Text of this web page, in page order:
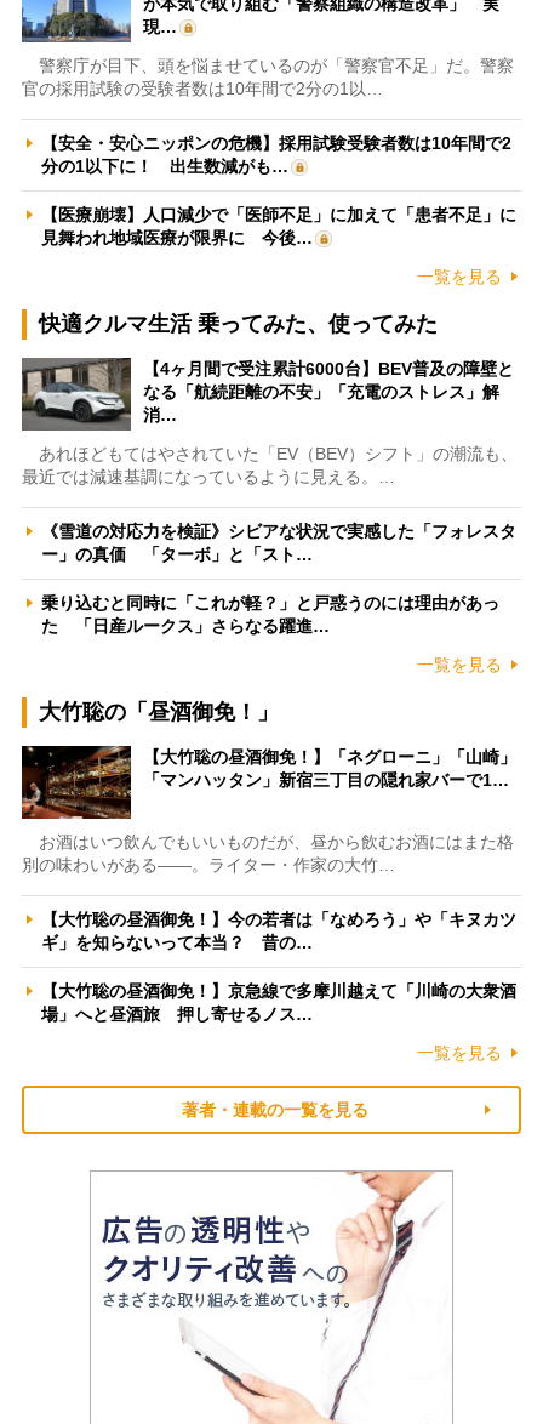
現…
警察庁が目下、頭を悩ませているのが「警察官不足」だ。警察
官の採用試験の受験者数は10年間で2分の1以…
【安全・安心ニッポンの危機】採用試験受験者数は10年間で2
分の1以下に！ 出生数減がも…
【医療崩壊】人口減少で「医師不足」に加えて「患者不足」に
見舞われ地域医療が限界に 今後…
一覧を見る
快適クルマ生活 乗ってみた、使ってみた
【4ヶ月間で受注累計6000台】BEV普及の障壁と
なる「航続距離の不安」「充電のストレス」解
消…
あれほどもてはやされていた「EV（BEV）シフト」の潮流も、
最近では減速基調になっているように見える。…
《雪道の対応力を検証》シビアな状況で実感した「フォレスタ
ー」の真価 「ターボ」と「スト…
乗り込むと同時に「これが軽？」と戸惑うのには理由があっ
た 「日産ルークス」さらなる躍進…
一覧を見る
大竹聡の「昼酒御免！」
【大竹聡の昼酒御免！】「ネグローニ」「山崎」
「マンハッタン」新宿三丁目の隠れ家バーで1…
お酒はいつ飲んでもいいものだが、昼から飲むお酒にはまた格
別の味わいがある――。ライター・作家の大竹…
【大竹聡の昼酒御免！】今の若者は「なめろう」や「キヌカツ
ギ」を知らないって本当？ 昔の…
【大竹聡の昼酒御免！】京急線で多摩川越えて「川崎の大衆酒
場」へと昼酒旅 押し寄せるノス…
一覧を見る
著者・連載の一覧を見る